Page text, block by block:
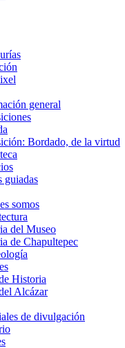
general
Bordado, de la virtud
guiadas
somos
del Museo
de Chapultepec
Historia
Alcázar
de divulgación